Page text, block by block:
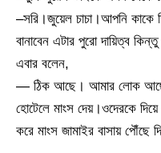
–সরি।জুয়েল চাচা।আপনি কাকে
বানাবেন এটার পুরো দায়িত্ব
এবার বলেন,
— ঠিক আছে। আমার লোক
হোটেলে মাংস দেয়।ওদেরকে
করে মাংস জামাইর বাসায় পৌঁছে